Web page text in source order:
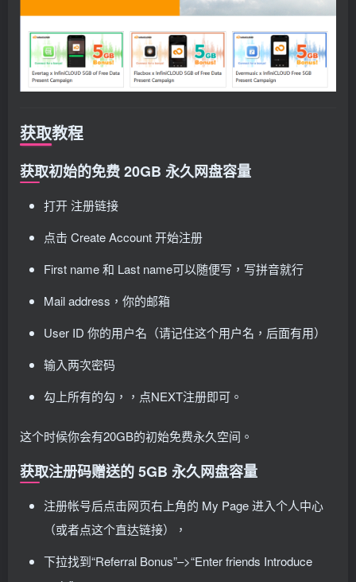
获取教程
获取初始的免费 20GB 永久网盘容量
打开 注册链接
点击 Create Account 开始注册
First name 和 Last name可以随便写，写拼音就行
Mail address，你的邮箱
User ID 你的用户名（请记住这个用户名，后面有用）
输入两次密码
勾上所有的勾，，点NEXT注册即可。
这个时候你会有20GB的初始免费永久空间。
获取注册码赠送的 5GB 永久网盘容量
注册帐号后点击网页右上角的 My Page 进入个人中心
（或者点这个直达链接），
下拉找到“Referral Bonus”–>“Enter friends Introduce